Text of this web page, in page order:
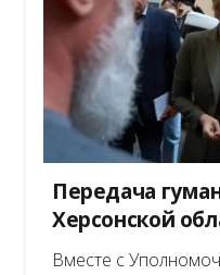
Передача
Херсонской
Вместе с